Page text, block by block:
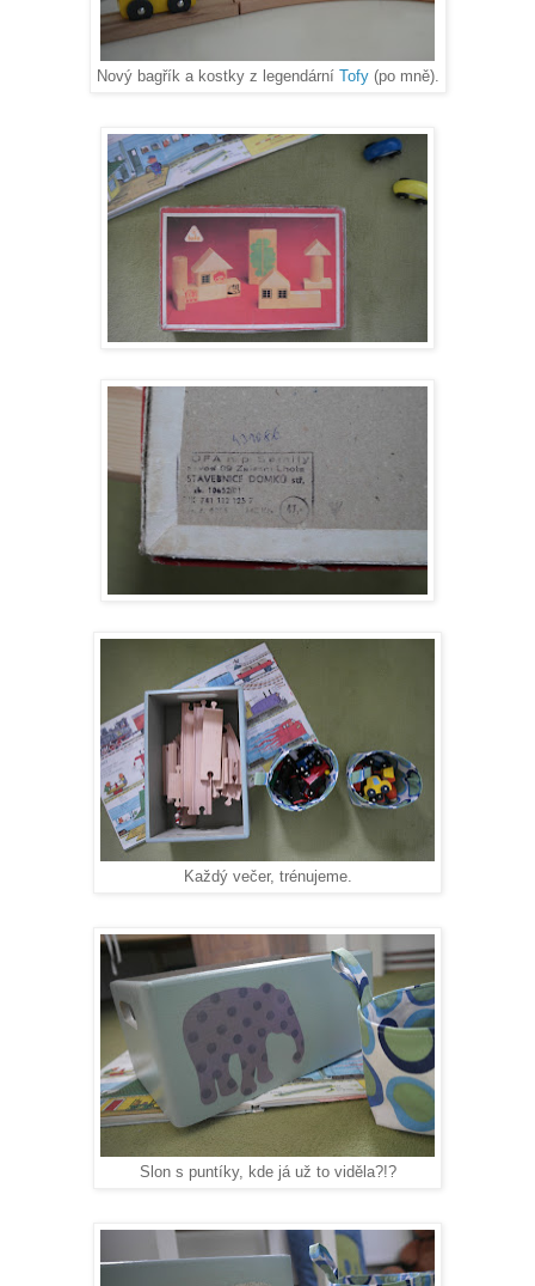
Nový bagřík a kostky z legendární Tofy(po mně).
Každý večer, trénujeme.
Slon s puntíky, kde já už to viděla?!?